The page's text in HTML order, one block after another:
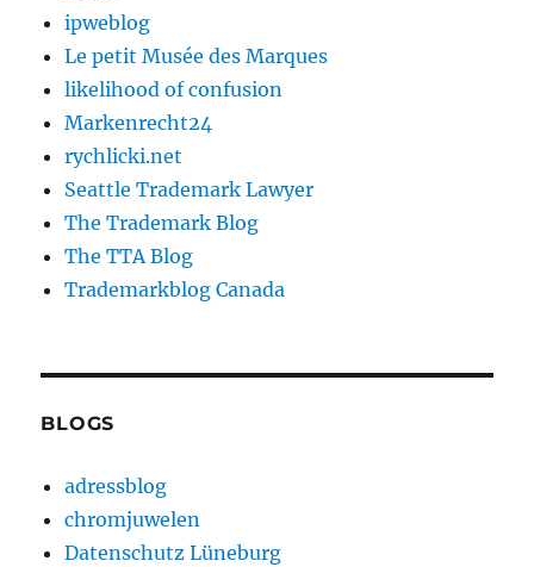
ipweblog
Le petit Musée des Marques
likelihood of confusion
Markenrecht24
rychlicki.net
Seattle Trademark Lawyer
The Trademark Blog
The TTA Blog
Trademarkblog Canada
BLOGS
adressblog
chromjuwelen
Datenschutz Lüneburg